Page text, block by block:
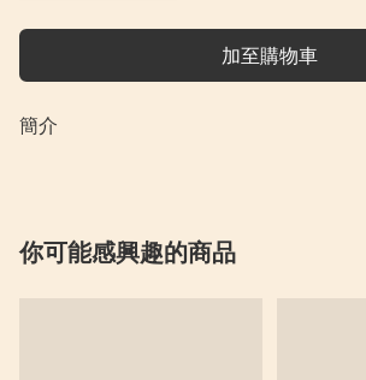
加至購物車
簡介
你可能感興趣的商品